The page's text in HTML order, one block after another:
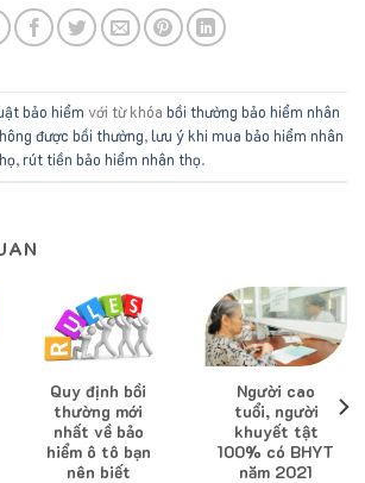
bảo hiểm với từ khóa bồi thường bảo hiểm nhân
được bồi thường,lưu ý khi mua bảo hiểm nhân
,rút tiền bảo hiểm nhân thọ.
Quy định bồi
thường mới
nhất về bảo
hiểm ô tô bạn
nên biết
Người cao
tuổi, người
khuyết tật
100% có BHYT
năm 2021